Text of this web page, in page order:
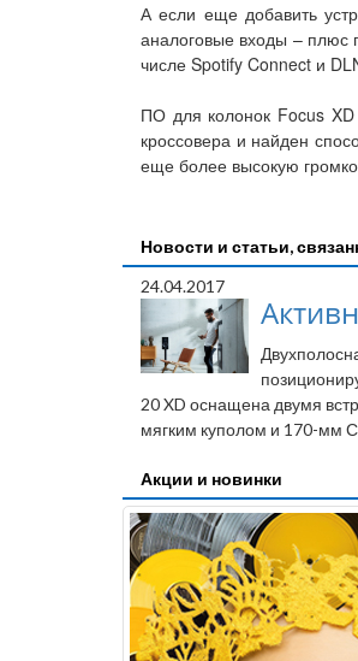
А если еще добавить
аналоговые входы – плюс
числе Spotify Connect и
ПО для колонок Focus XD
кроссовера и найден
еще более высокую
Новости и статьи,
24.04.2017
20 XD оснащена двумя
мягким куполом и 170-мм
Акции и новинки